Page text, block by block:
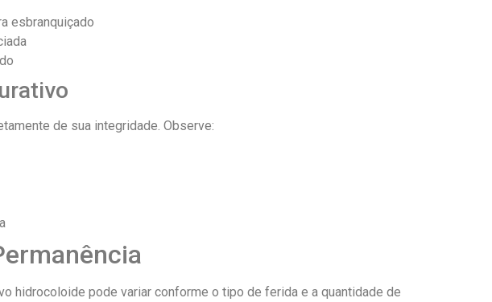
esbranquiçado
de sua integridade. Observe:
hidrocoloide pode variar conforme o tipo de ferida e a quantidade de